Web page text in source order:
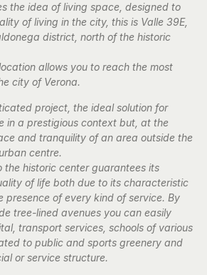
the idea of ​​living space, designed to
of living in the city, this is Valle 39E,
district, north of the historic
allows you to reach the most
city of Verona.
project, the ideal solution for
in a prestigious context but, at the
and tranquility of an area outside the
centre.
the historic center guarantees its
of life both due to its characteristic
presence of every kind of service. By
tree-lined avenues you can easily
transport services, schools of various
to public and sports greenery and
or service structure.